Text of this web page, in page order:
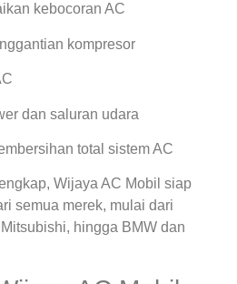
kebocoran AC
kompresor
dan saluran udara
total sistem AC
Wijaya AC Mobil siap
semua merek, mulai dari
hingga BMW dan